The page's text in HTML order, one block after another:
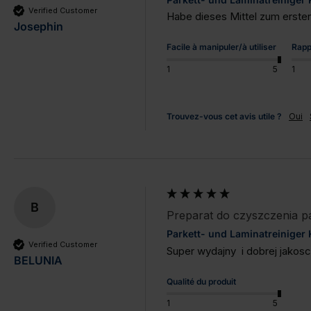
Verified Customer
Josephin
Habe dieses Mittel zum
Facile à manipuler/à utiliser
1 5 1
Trouvez-vous cet avis utile ? Oui
B
Verified Customer
BELUNIA
Preparat do czyszczenia
Parkett- und Laminatreiniger
Super wydajny  i dobrej
Qualité du produit
1 5